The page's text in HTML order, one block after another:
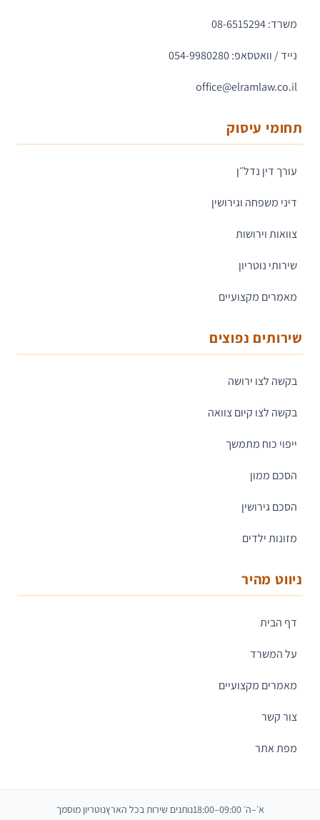
משרד: 08-6515294
נייד / וואטסאפ: 054-9980280
office@elramlaw.co.il
תחומי עיסוק
עורך דין נדל״ן
דיני משפחה וגירושין
צוואות וירושות
שירותי נוטריון
מאמרים מקצועיים
שירותים נפוצים
בקשה לצו ירושה
בקשה לצו קיום צוואה
ייפוי כוח מתמשך
הסכם ממון
הסכם גירושין
מזונות ילדים
ניווט מהיר
דף הבית
על המשרד
מאמרים מקצועיים
צור קשר
מפת אתר
א׳–ה׳ 09:00–18:00 נותנים שירות בכל הארץנוטריון מוסמך